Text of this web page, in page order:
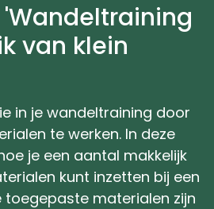
van klein
in je wandeltraining door
te werken. In deze
je een aantal makkelijk
kunt inzetten bij een
toegepaste materialen zijn